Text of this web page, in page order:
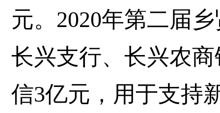
元。2020年第二届
长兴支行、长兴农
信3亿元，用于支持